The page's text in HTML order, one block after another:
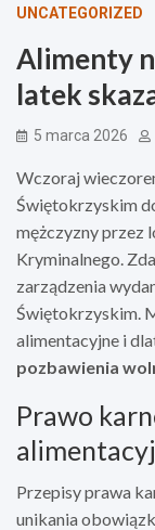
UNCATEGORIZED
Alimenty
latek
5 marca 2026
Wczoraj
Świętokrzyskim
mężczyzny przez
Kryminalnego.
zarządzenia
Świętokrzyskim.
alimentacyjne i
pozbawienia
Prawo
Przepisy prawa
unikania